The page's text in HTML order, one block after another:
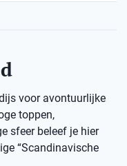
voor avontuurlijke
toppen,
sfeer beleef je hier
“Scandinavische